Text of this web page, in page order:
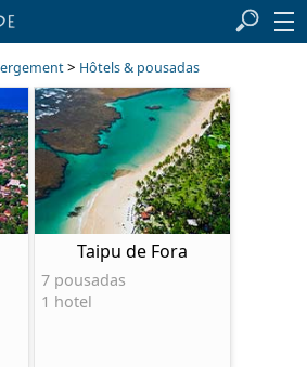
> Hôtels & pousadas
Taipu de Fora
7 pousadas
1 hotel